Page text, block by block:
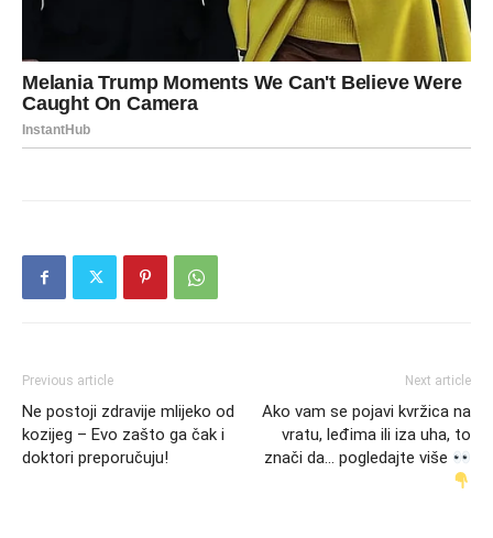
Previous article
Ne postoji zdravije mlijeko od
kozijeg – Evo zašto ga čak i
doktori preporučuju!
Next article
Ako vam se pojavi kvržica na
vratu, leđima ili iza uha, to
znači da… pogledajte više